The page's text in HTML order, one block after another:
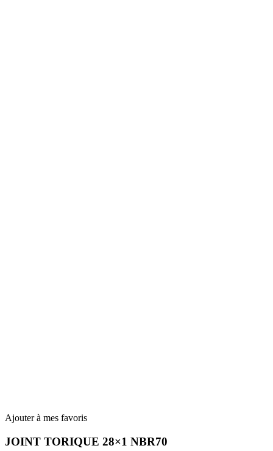
Ajouter à mes favoris
JOINT TORIQUE 28×1 NBR70